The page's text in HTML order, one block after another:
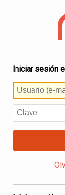
Iniciar sesión